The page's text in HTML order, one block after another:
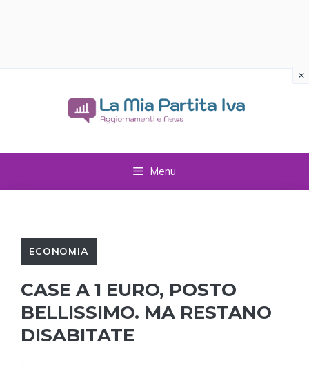
Menu
ECONOMIA
CASE A 1 EURO, POSTO
BELLISSIMO. MA RESTANO
DISABITATE
×